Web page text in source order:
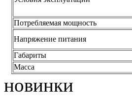
Потребляемая мощность
Напряжение питания
Габариты
Масса
новинки